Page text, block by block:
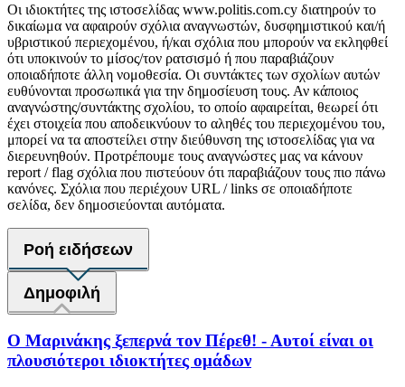
Οι ιδιοκτήτες της ιστοσελίδας www.politis.com.cy διατηρούν το
δικαίωμα να αφαιρούν σχόλια αναγνωστών, δυσφημιστικού και/ή
υβριστικού περιεχομένου, ή/και σχόλια που μπορούν να εκληφθεί
ότι υποκινούν το μίσος/τον ρατσισμό ή που παραβιάζουν
οποιαδήποτε άλλη νομοθεσία. Οι συντάκτες των σχολίων αυτών
ευθύνονται προσωπικά για την δημοσίευση τους. Αν κάποιος
αναγνώστης/συντάκτης σχολίου, το οποίο αφαιρείται, θεωρεί ότι
έχει στοιχεία που αποδεικνύουν το αληθές του περιεχομένου του,
μπορεί να τα αποστείλει στην διεύθυνση της ιστοσελίδας για να
διερευνηθούν. Προτρέπουμε τους αναγνώστες μας να κάνουν
report / flag σχόλια που πιστεύουν ότι παραβιάζουν τους πιο πάνω
κανόνες. Σχόλια που περιέχουν URL / links σε οποιαδήποτε
σελίδα, δεν δημοσιεύονται αυτόματα.
Ροή ειδήσεων
Δημοφιλή
Ο Μαρινάκης ξεπερνά τον Πέρεθ! - Αυτοί είναι οι
πλουσιότεροι ιδιοκτήτες ομάδων